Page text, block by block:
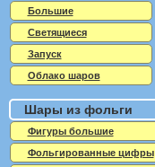
Большие
Светящиеся
Запуск
Облако шаров
Шары из фольги
Фигуры большие
Фольгированные цифры